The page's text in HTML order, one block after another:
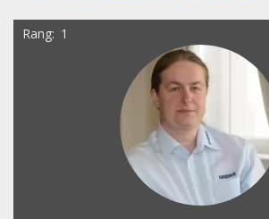
Rang 1